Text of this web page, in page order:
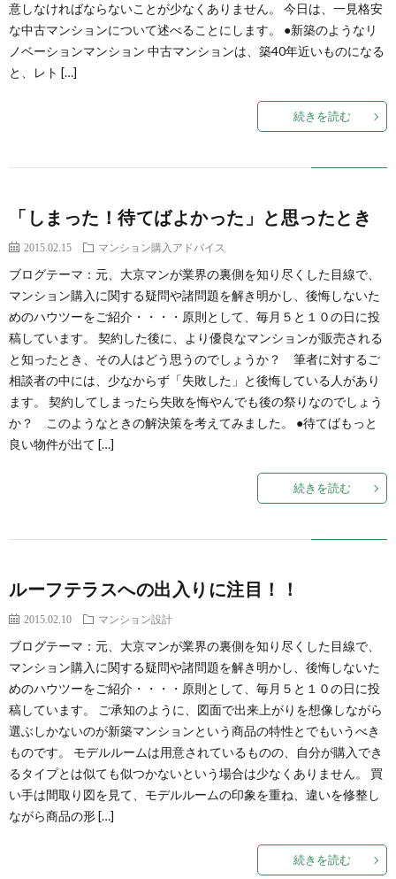
意しなければならないことが少なくありません。 今日は、一見格安
な中古マンションについて述べることにします。 ●新築のようなリ
ノベーションマンション 中古マンションは、築40年近いものになる
と、レト […]
続きを読む
「しまった！待てばよかった」と思ったとき
2015.02.15 マンション購入アドバイス
ブログテーマ：元、大京マンが業界の裏側を知り尽くした目線で、
マンション購入に関する疑問や諸問題を解き明かし、後悔しないた
めのハウツーをご紹介・・・・原則として、毎月５と１０の日に投
稿しています。 契約した後に、より優良なマンションが販売される
と知ったとき、その人はどう思うのでしょうか？ 筆者に対するご
相談者の中には、少なからず「失敗した」と後悔している人があり
ます。 契約してしまったら失敗を悔やんでも後の祭りなのでしょう
か？ このようなときの解決策を考えてみました。 ●待てばもっと
良い物件が出て […]
続きを読む
ルーフテラスへの出入りに注目！！
2015.02.10 マンション設計
ブログテーマ：元、大京マンが業界の裏側を知り尽くした目線で、
マンション購入に関する疑問や諸問題を解き明かし、後悔しないた
めのハウツーをご紹介・・・・原則として、毎月５と１０の日に投
稿しています。 ご承知のように、図面で出来上がりを想像しながら
選ぶしかないのが新築マンションという商品の特性とでもいうべき
ものです。 モデルルームは用意されているものの、自分が購入でき
るタイプとは似ても似つかないという場合は少なくありません。 買
い手は間取り図を見て、モデルルームの印象を重ね、違いを修整し
ながら商品の形 […]
続きを読む